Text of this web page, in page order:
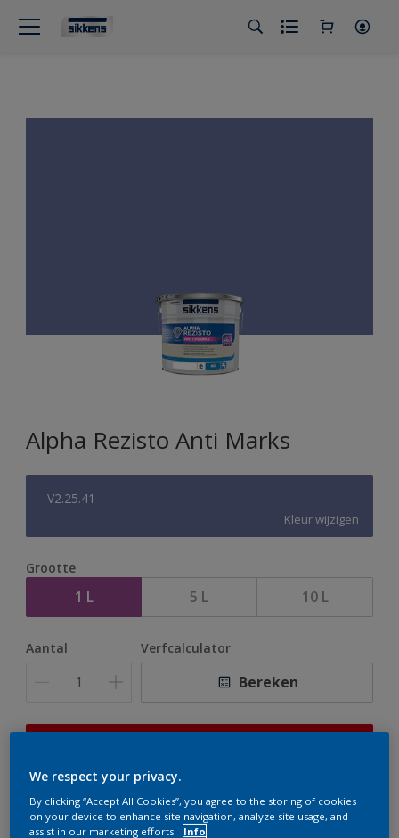
Alpha Rezisto Anti Marks
V2.25.41
Kleur wijzigen
Grootte
1 L 5 L 10 L
Aantal Verfcalculator
Bereken
er hard aan om de voorraad aan te vullen.
We respect your privacy.
By clicking “Accept All Cookies”, you agree to the storing of cookies
on your device to enhance site navigation, analyze site usage, and
assist in our marketing efforts.
Info